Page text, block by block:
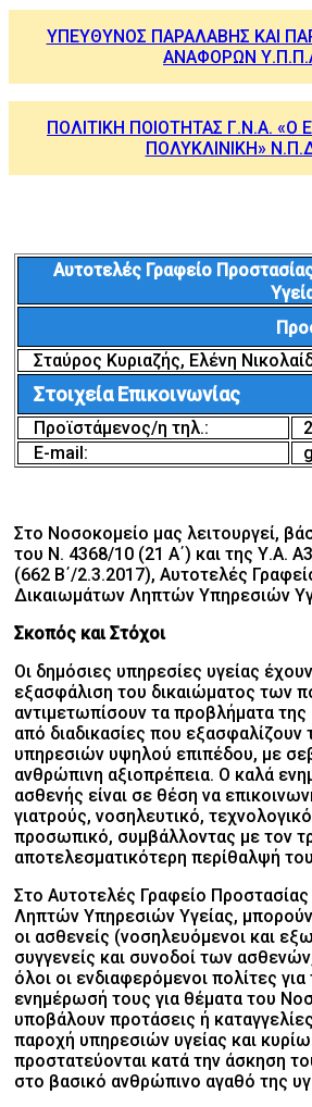
ΥΠΕΥΘΥΝΟΣ ΠΑΡΑΛΑΒΗΣ ΚΑΙ
ΑΝΑΦΟΡΩΝ
ΠΟΛΙΤΙΚΗ ΠΟΙΟΤΗΤΑΣ Γ.Ν.Α. «Ο
ΠΟΛΥΚΛΙΝΙΚΗ»
Αυτοτελές Γραφείο
Σταύρος Κυριαζής, Ελένη
Στοιχεία Επικοινωνίας
Προϊστάμενος/η τηλ.:
E-mail:
Στο Νοσοκομείο μας λειτουργεί,
του Ν. 4368/10 (21 Α΄) και της Υ.Α.
(662 Β΄/2.3.2017), Αυτοτελές
Δικαιωμάτων Ληπτών Υπηρεσιών
Σκοπός και Στόχοι
Οι δημόσιες υπηρεσίες υγείας
εξασφάλιση του δικαιώματος των
αντιμετωπίσουν τα προβλήματα της
από διαδικασίες που εξασφαλίζουν
υπηρεσιών υψηλού επιπέδου, με
ανθρώπινη αξιοπρέπεια. Ο καλά
ασθενής είναι σε θέση να
γιατρούς, νοσηλευτικό, τεχνολογικό
προσωπικό, συμβάλλοντας με τον
αποτελεσματικότερη περίθαλψή
Στο Αυτοτελές Γραφείο
Ληπτών Υπηρεσιών Υγείας,
οι ασθενείς (νοσηλευόμενοι και
συγγενείς και συνοδοί των
όλοι οι ενδιαφερόμενοι πολίτες
ενημέρωσή τους για θέματα του
υποβάλουν προτάσεις ή
παροχή υπηρεσιών υγείας και
προστατεύονται κατά την άσκηση
στο βασικό ανθρώπινο αγαθό της